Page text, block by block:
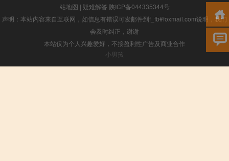
站地图 | 疑难解答 陕ICP备044335344号
声明：本站内容来自互联网，如信息有错误可发邮件到f_fb#foxmail.com说明，我们
会及时纠正，谢谢
本站仅为个人兴趣爱好，不接盈利性广告及商业合作
小男孩